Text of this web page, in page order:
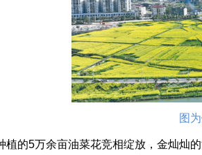
图
的5万余亩油菜花竞相绽放，金灿灿